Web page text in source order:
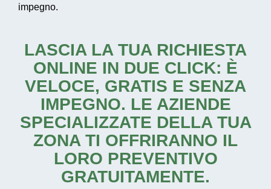
impegno.
LASCIA LA TUA RICHIESTA
ONLINE IN DUE CLICK: È
VELOCE, GRATIS E SENZA
IMPEGNO. LE AZIENDE
SPECIALIZZATE DELLA TUA
ZONA TI OFFRIRANNO IL
LORO PREVENTIVO
GRATUITAMENTE.